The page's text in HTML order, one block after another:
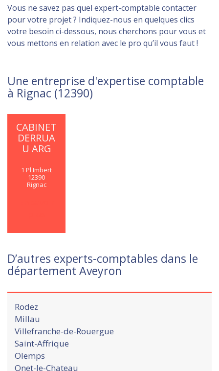
Vous ne savez pas quel expert-comptable contacter
pour votre projet ? Indiquez-nous en quelques clics
votre besoin ci-dessous, nous cherchons pour vous et
vous mettons en relation avec le pro qu’il vous faut !
Une entreprise d'expertise comptable
à Rignac (12390)
CABINET
DERRUA
U ARG
1 Pl Imbert
12390
Rignac
D’autres experts-comptables dans le
département Aveyron
Rodez
Millau
Villefranche-de-Rouergue
Saint-Affrique
Olemps
Onet-le-Chateau